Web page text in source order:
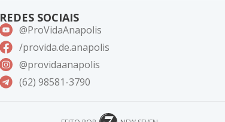
REDES SOCIAIS
@ProVidaAnapolis
/provida.de.anapolis
@providaanapolis
(62) 98581-3790